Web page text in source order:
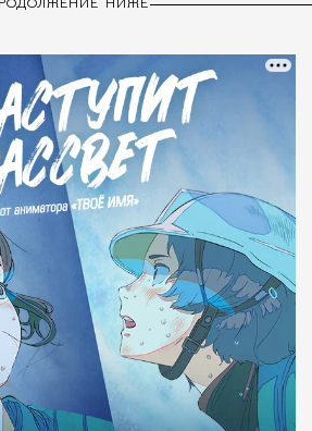
НИЖЕ